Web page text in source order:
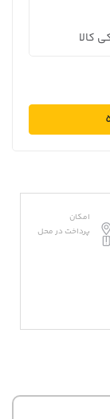
کالا
امکان
پرداخت در محل